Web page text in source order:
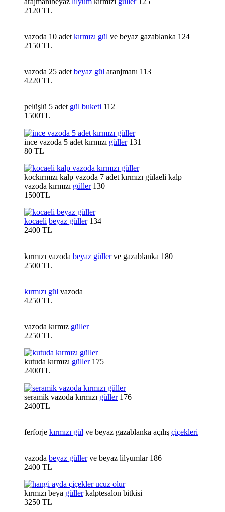
2120 TL
vazoda 10 adet kırmızı gül ve beyaz gazablanka 124
2150 TL
vazoda 25 adet beyaz gül aranjmanı 113
4220 TL
pelüşlü 5 adet gül buketi 112
1500TL
ince vazoda 5 adet kırmızı güller131
80 TL
kockırmızı kalp vazoda 7 adet kırmızı gülaeli kalp
vazoda kırmızı güller130
1500TL
kocaeli beyaz güller134
2400 TL
kırmızı vazoda beyaz güllerve gazablanka 180
2500 TL
kırmızı gül vazoda
4250 TL
vazoda kırmız güller
2250 TL
kutuda kırmızı güller175
2400TL
seramik vazoda kırmızı güller176
2400TL
ferforje kırmızı gül ve beyaz gazablanka açılış çiçekleri
vazoda beyaz güllerve beyaz lilyumlar 186
2400 TL
kırmızı beya güllerkalptesalon bitkisi
3250 TL